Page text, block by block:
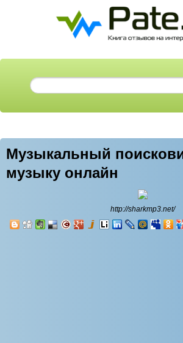
Музыкальный
музыку онлайн
http://sharkmp3.net/